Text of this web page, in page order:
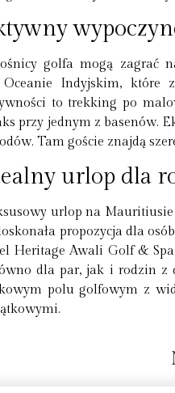
golfa mogą zagrać
Indyjskim, które
to trekking po
przy jednym z basenów.
Tam goście znajdą
urlop dla
urlop na
propozycja dla
Heritage Awali Golf &
dla par, jak i rodzin z
polu golfowym z